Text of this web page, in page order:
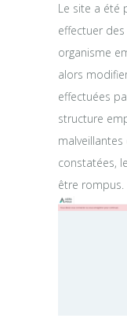
Le site a été
effectuer
organisme
alors
effectuées
structure
constatées,
être rompus.